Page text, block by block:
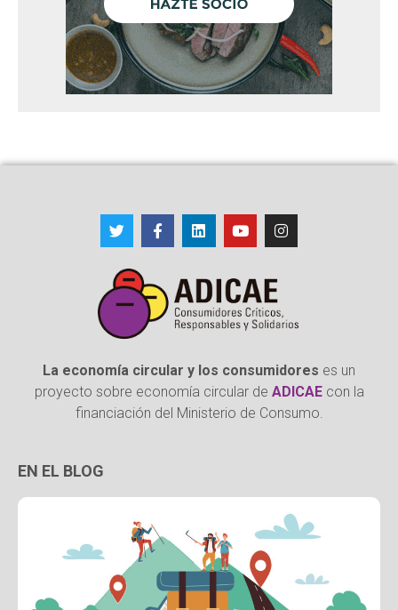
La economía circular y los consumidores es un
proyecto sobre economía circular de ADICAEcon la
financiación del Ministerio de Consumo.
EN EL BLOG